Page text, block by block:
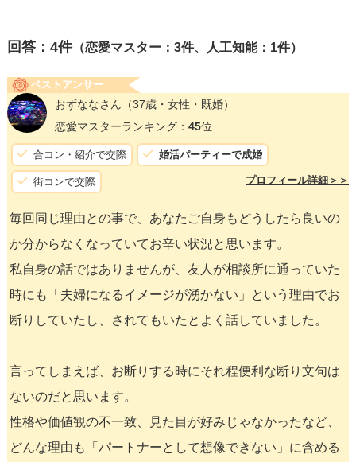
回答： 4件（恋愛マスター：3件、人工知能：1件）
ベストアンサー
おずななさん （37歳・女性・既婚）
恋愛マスターランキング： 45位
合コン・紹介で交際 婚活パーティーで成婚
街コンで交際 プロフィール詳細＞＞
毎回同じ理由との事で、あなたご自身もどうしたら良いの
か分からなくなっていてお辛い状況と思います。
私自身の話ではありませんが、友人が相談所に通っていた
時にも「夫婦になるイメージが湧かない」という理由でお
断りしていたし、されてもいたとよく話していました。
言ってしまえば、お断りする時にそれ程便利な断り文句は
ないのだと思います。
性格や価値観の不一致、見た目が好みじゃなかったなど、
どんな理由も「パートナーとして想像できない」に含める